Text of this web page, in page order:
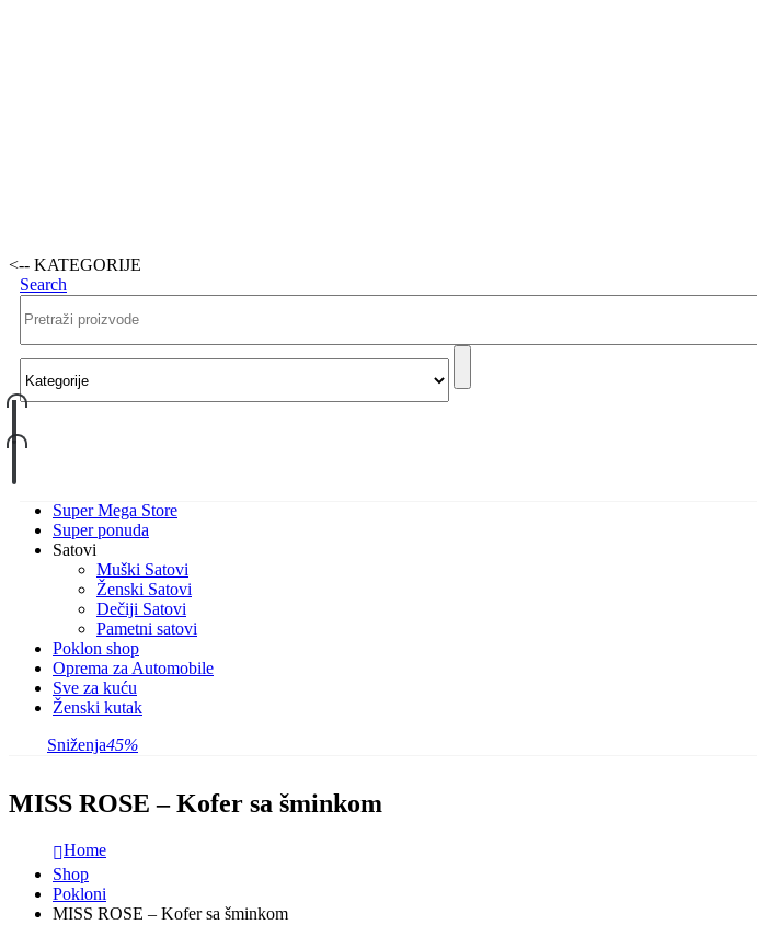
<-- KATEGORIJE
Search
Super Mega Store
Super ponuda
Satovi
Muški Satovi
Ženski Satovi
Dečiji Satovi
Pametni satovi
Poklon shop
Oprema za Automobile
Sve za kuću
Ženski kutak
Sniženja45%
MISS ROSE – Kofer sa šminkom
Home
Shop
Pokloni
MISS ROSE – Kofer sa šminkom